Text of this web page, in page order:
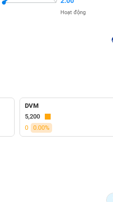
Hoạt động
DVM
5,200
0
0.00%